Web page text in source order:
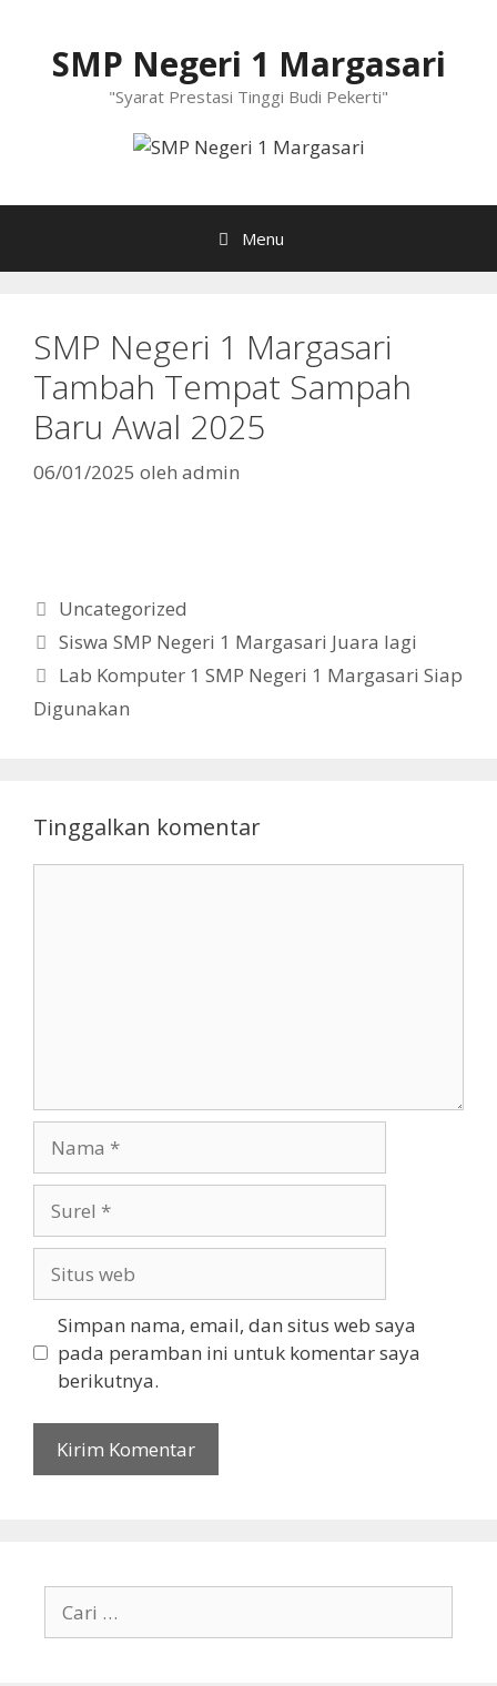
SMP Negeri 1 Margasari
"Syarat Prestasi Tinggi Budi Pekerti"
Menu
SMP Negeri 1 Margasari
Tambah Tempat Sampah
Baru Awal 2025
06/01/2025 oleh admin
Kategori
Uncategorized
Siswa SMP Negeri 1 Margasari Juara lagi
Lab Komputer 1 SMP Negeri 1 Margasari Siap
Digunakan
Tinggalkan komentar
web
Simpan nama, email, dan situs web saya
pada peramban ini untuk komentar saya
berikutnya.
untuk: